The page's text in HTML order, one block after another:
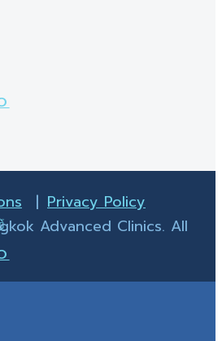
| Privacy Policy
Advanced Clinics. All